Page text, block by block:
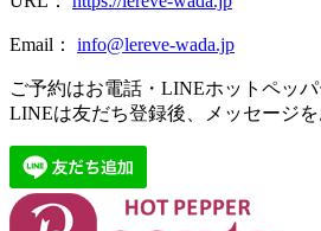
Email： info@lereve-wada.jp
ご予約はお電話・LINEホットペッ
LINEは友だち登録後、メッセージを